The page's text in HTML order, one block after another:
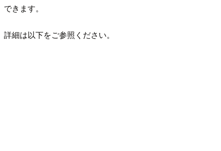
できます。
詳細は以下をご参照ください。